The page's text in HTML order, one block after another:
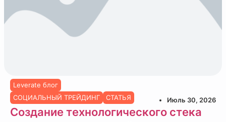
Leverate блог
СОЦИАЛЬНЫЙ ТРЕЙДИНГ
СТАТЬЯ Июль 30, 2026
Создание технологического стека